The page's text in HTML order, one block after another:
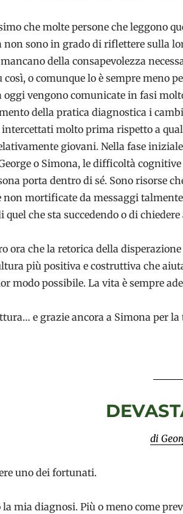
che molte persone che leggono
non sono in grado di riflettere sulla
della consapevolezza
così, o comunque lo è sempre meno
oggi vengono comunicate in fasi
della pratica diagnostica i
molto prima rispetto a
giovani. Nella fase
o Simona, le difficoltà
porta dentro di sé. Sono risorse
non mortificate da messaggi
che sta succedendo o di
ora che la retorica della
più positiva e costruttiva che
modo possibile. La vita è sempre
e grazie ancora a Simona per
di
uno dei fortunati.
la mia diagnosi. Più o meno come